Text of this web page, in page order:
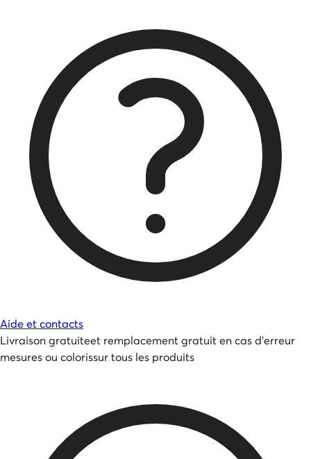
Aide et contacts
Livraison gratuiteet remplacement gratuit en cas d'erreur
mesures ou colorissur tous les produits